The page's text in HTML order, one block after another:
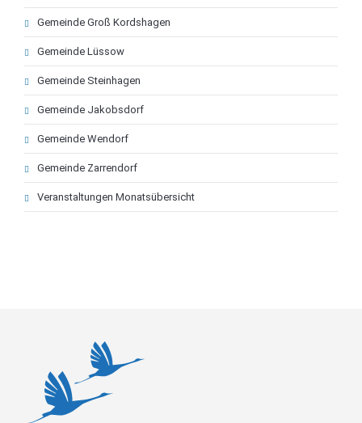
Gemeinde Groß Kordshagen
Gemeinde Lüssow
Gemeinde Steinhagen
Gemeinde Jakobsdorf
Gemeinde Wendorf
Gemeinde Zarrendorf
Veranstaltungen Monatsübersicht